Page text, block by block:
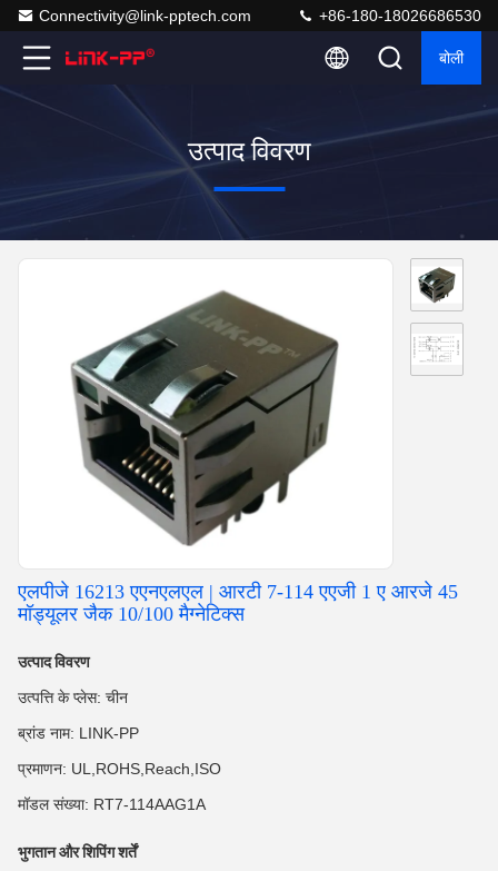
Connectivity@link-pptech.com +86-180-18026686530
बोली
उत्पाद विवरण
एलपीजे 16213 एएनएलएल | आरटी 7-114 एएजी 1 ए आरजे 45
मॉड्यूलर जैक 10/100 मैग्नेटिक्स
उत्पाद विवरण
उत्पत्ति के प्लेस: चीन
ब्रांड नाम: LINK-PP
प्रमाणन: UL,ROHS,Reach,ISO
मॉडल संख्या: RT7-114AAG1A
भुगतान और शिपिंग शर्तें